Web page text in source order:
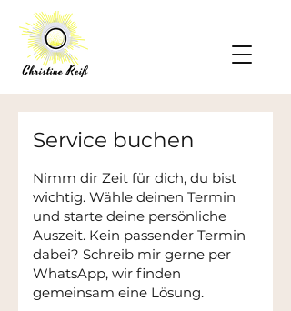
Service buchen
Nimm dir Zeit für dich, du bist
wichtig. Wähle deinen Termin
und starte deine persönliche
Auszeit. Kein passender Termin
dabei? Schreib mir gerne per
WhatsApp, wir finden
gemeinsam eine Lösung.